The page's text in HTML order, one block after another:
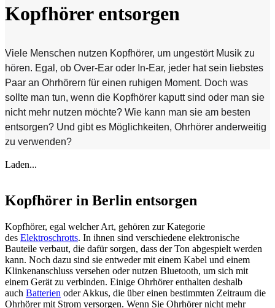
Kopfhörer entsorgen
Viele Menschen nutzen Kopfhörer, um ungestört Musik zu
hören. Egal, ob Over-Ear oder In-Ear, jeder hat sein liebstes
Paar an Ohrhörern für einen ruhigen Moment. Doch was
sollte man tun, wenn die Kopfhörer kaputt sind oder man sie
nicht mehr nutzen möchte? Wie kann man sie am besten
entsorgen? Und gibt es Möglichkeiten, Ohrhörer anderweitig
zu verwenden?
Laden...
Kopfhörer in Berlin entsorgen
Kopfhörer, egal welcher Art, gehören zur Kategorie
des Elektroschrotts. In ihnen sind verschiedene elektronische
Bauteile verbaut, die dafür sorgen, dass der Ton abgespielt werden
kann. Noch dazu sind sie entweder mit einem Kabel und einem
Klinkenanschluss versehen oder nutzen Bluetooth, um sich mit
einem Gerät zu verbinden. Einige Ohrhörer enthalten deshalb
auch Batterien oder Akkus, die über einen bestimmten Zeitraum die
Ohrhörer mit Strom versorgen. Wenn Sie Ohrhörer nicht mehr